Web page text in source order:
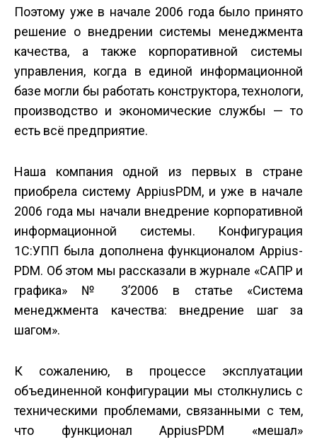
Поэтому уже в начале 2006 года было принято
решение о внедрении системы менеджмента
качества, а также корпоративной системы
управления, когда в единой информационной
базе могли бы работать конструктора, технологи,
производство и экономические службы — то
есть всё предприятие.
Наша компания одной из первых в стране
приобрела систему Appius­PDM, и уже в начале
2006 года мы начали внедрение корпоративной
информационной системы. Конфигурация
1С:УПП была дополнена функционалом Appius­
PDM. Об этом мы рассказали в журнале «САПР и
графика» № 3’2006 в статье «Система
менеджмента качества: внедрение шаг за
шагом».
К сожалению, в процессе эксплуатации
объединенной конфигурации мы столкнулись с
техническими проблемами, связанными с тем,
что функционал Appius­PDM «мешал»